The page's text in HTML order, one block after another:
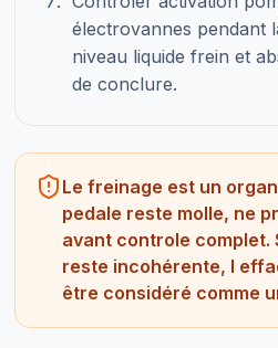
électrovannes pendant
niveau liquide frein et
de conclure.
Le freinage est un
pedale reste molle, ne
avant controle complet.
reste incohérente, l
être considéré comme